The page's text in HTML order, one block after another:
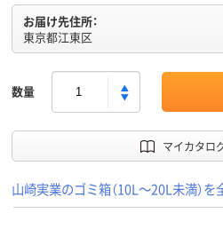
お届け先住所：
東京都江東区
数量
マイカタロ
山崎実業のゴミ箱（10L～20L未満）を